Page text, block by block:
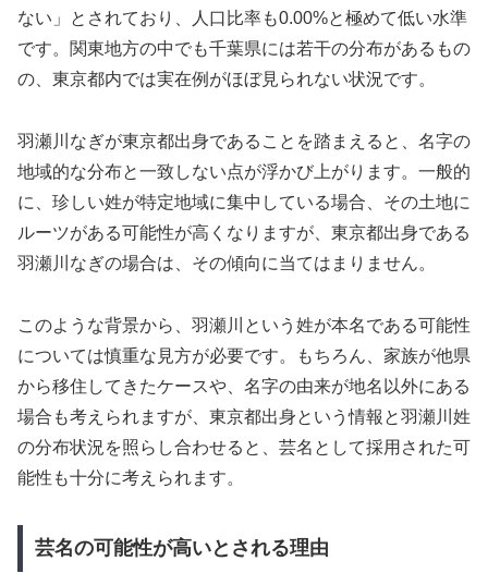
ない」とされており、人口比率も0.00%と極めて低い水準
です。関東地方の中でも千葉県には若干の分布があるもの
の、東京都内では実在例がほぼ見られない状況です。
羽瀬川なぎが東京都出身であることを踏まえると、名字の
地域的な分布と一致しない点が浮かび上がります。一般的
に、珍しい姓が特定地域に集中している場合、その土地に
ルーツがある可能性が高くなりますが、東京都出身である
羽瀬川なぎの場合は、その傾向に当てはまりません。
このような背景から、羽瀬川という姓が本名である可能性
については慎重な見方が必要です。もちろん、家族が他県
から移住してきたケースや、名字の由来が地名以外にある
場合も考えられますが、東京都出身という情報と羽瀬川姓
の分布状況を照らし合わせると、芸名として採用された可
能性も十分に考えられます。
芸名の可能性が高いとされる理由